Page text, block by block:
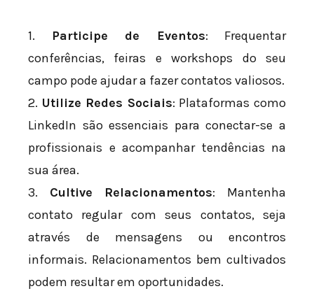
1. Participe de Eventos: Frequentar
conferências, feiras e workshops do seu
campo pode ajudar a fazer contatos valiosos.
2. Utilize Redes Sociais: Plataformas como
LinkedIn são essenciais para conectar-se a
profissionais e acompanhar tendências na
sua área.
3. Cultive Relacionamentos: Mantenha
contato regular com seus contatos, seja
através de mensagens ou encontros
informais. Relacionamentos bem cultivados
podem resultar em oportunidades.